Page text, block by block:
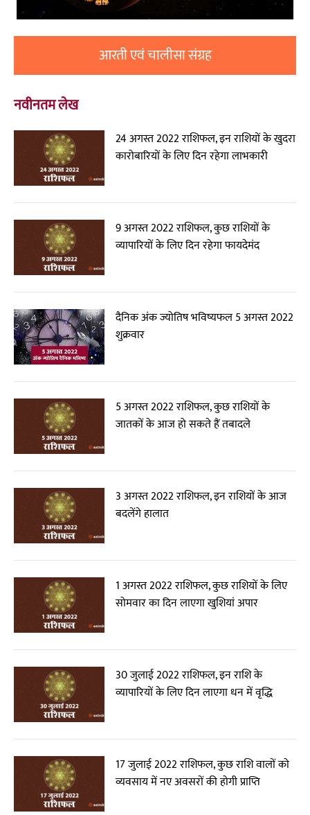
आरती एवं चालीसा संग्रह
नवीनतम लेख
24 अगस्त 2022 राशिफल, इन राशियों के खुदरा
कारोबारियों के लिए दिन रहेगा लाभकारी
9 अगस्त 2022 राशिफल, कुछ राशियों के
व्यापारियों के लिए दिन रहेगा फायदेमंद
दैनिक अंक ज्योतिष भविष्यफल 5 अगस्त 2022
शुक्रवार
5 अगस्त 2022 राशिफल, कुछ राशियों के
जातकों के आज हो सकते हैं तबादले
3 अगस्त 2022 राशिफल, इन राशियों के आज
बदलेंगे हालात
1 अगस्त 2022 राशिफल, कुछ राशियों के लिए
सोमवार का दिन लाएगा खुशियां अपार
30 जुलाई 2022 राशिफल, इन राशि के
व्यापारियों के लिए दिन लाएगा धन में वृद्धि
17 जुलाई 2022 राशिफल, कुछ राशि वालों को
व्यवसाय में नए अवसरों की होगी प्राप्ति